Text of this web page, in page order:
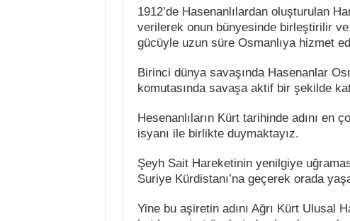
1912’de Hasenanlılardan oluşturulan
verilerek onun bünyesinde birleştirilir
gücüyle uzun süre Osmanlıya hizmet
Birinci dünya savaşında Hasenanlar
komutasında savaşa aktif bir şekilde
Hesenanlıların Kürt tarihinde adını en
isyanı ile birlikte duymaktayız.
Şeyh Sait Hareketinin yenilgiye
Suriye Kürdistanı’na geçerek orada
Yine bu aşiretin adını Ağrı Kürt Ulusal